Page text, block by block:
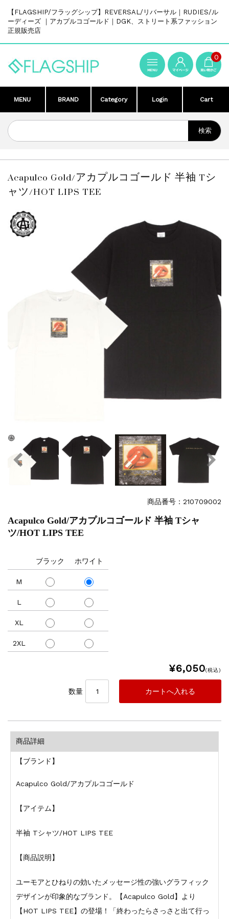
【FLAGSHIP/フラッグシップ】REVERSAL/リバーサル｜RUDIES/ル
ーディーズ ｜アカプルコゴールド｜DGK、ストリート系ファッション
正規販売店
0
MENU BRAND Category Login Cart
Acapulco Gold/アカプルコゴールド 半袖 Tシ
ャツ/HOT LIPS TEE
商品番号：210709002
Acapulco Gold/アカプルコゴールド 半袖 Tシャ
ツ/HOT LIPS TEE
M
L
XL
2XL
ブラック ホワイト
¥6,050(税込)
数量
商品詳細
【ブランド】
Acapulco Gold/アカプルコゴールド
【アイテム】
半袖 Tシャツ/HOT LIPS TEE
【商品説明】
ユーモアとひねりの効いたメッセージ性の強いグラフィック
デザインが印象的なブランド。【Acapulco Gold】より
【HOT LIPS TEE】の登場！「終わったらさっさと出て行っ